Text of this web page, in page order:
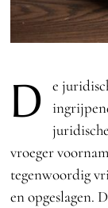
D
e
vroeger
tegenwoordig
en opgeslagen.